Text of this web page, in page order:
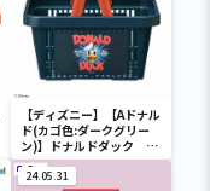
【ディズニー】【Aドナル
ド(カゴ色:ダークグリー
ン)】ドナルドダック ミ
ニメッシュカゴ
24.05.31